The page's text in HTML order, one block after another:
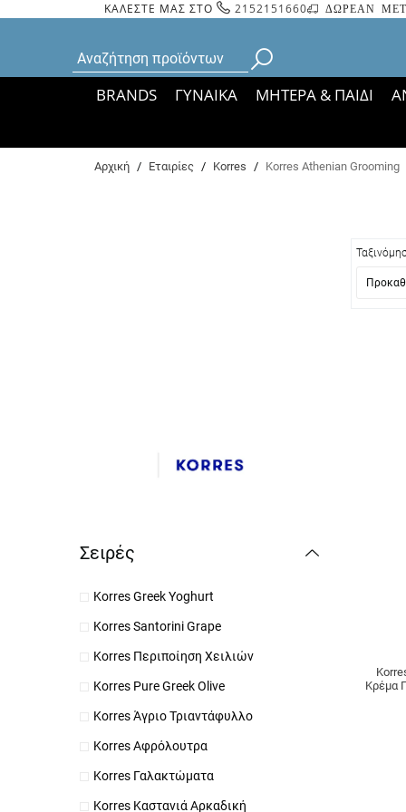
ΚΑΛΕΣΤΕ ΜΑΣ ΣΤΟ 2152151660 ΔΩΡΕΑΝ
BRANDS ΓΥΝΑΙΚΑ ΜΗΤΕΡΑ & ΠΑΙΔΙ
Bάσει ΦΕΚ
Αρχική / Εταιρίες / Korres / Korres Athenian Grooming
Σειρές
Korres Greek Yoghurt
Korres Santorini Grape
Korres Περιποίηση Χειλιών
Korres Pure Greek Olive
Korres Άγριο Τριαντάφυλλο
Korres Αφρόλουτρα
Korres Γαλακτώματα
Korres Καστανιά Αρκαδική
Κρέμα